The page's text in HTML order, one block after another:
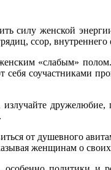
силу женской
ссор,
«слабым»
соучастниками
дружелюбие,
от душевного
женщинам о